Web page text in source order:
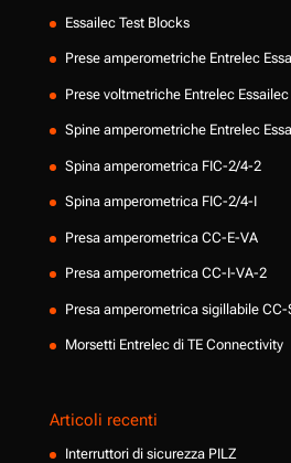
Essailec Test Blocks
Prese amperometriche Entrelec
Prese voltmetriche Entrelec
Spine amperometriche Entrelec
Spina amperometrica FIC-2/4-2
Spina amperometrica FIC-2/4-I
Presa amperometrica CC-E-VA
Presa amperometrica CC-I-VA-2
Presa amperometrica sigillabile
Morsetti Entrelec di TE Connectivity
Articoli recenti
Interruttori di sicurezza PILZ